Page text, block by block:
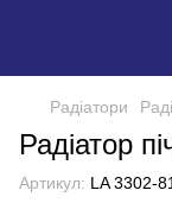
Радіатори
Радіатор
Артикул: LA 3302-